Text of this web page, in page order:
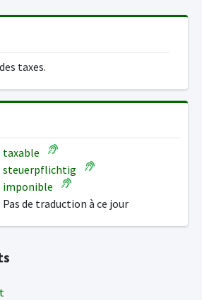
taxes.
taxable
steuerpflichtig
imponible
Pas de traduction à ce jour